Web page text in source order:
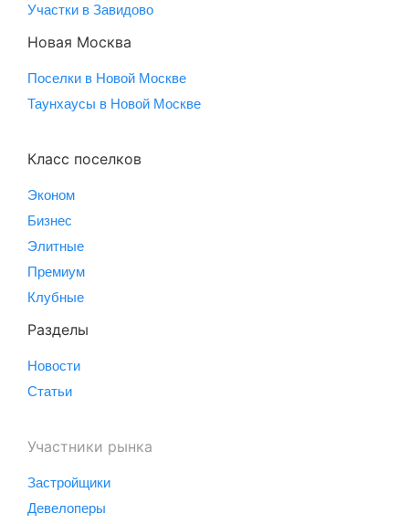
Участки в Завидово
Новая Москва
Поселки в Новой Москве
Таунхаусы в Новой Москве
Класс поселков
Эконом
Бизнес
Элитные
Премиум
Клубные
Разделы
Новости
Статьи
Участники рынка
Застройщики
Девелоперы